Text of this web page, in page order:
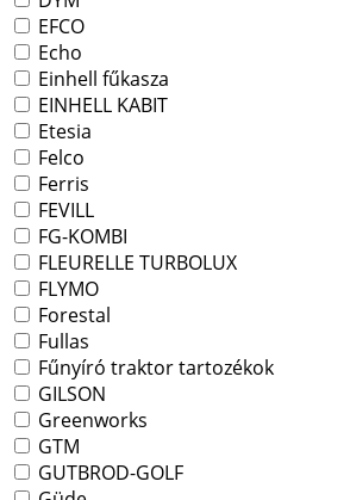
EFCO
Echo
Einhell fűkasza
EINHELL KABIT
Etesia
Felco
Ferris
FEVILL
FG-KOMBI
FLEURELLE TURBOLUX
FLYMO
Forestal
Fullas
Fűnyíró traktor tartozékok
GILSON
Greenworks
GTM
GUTBROD-GOLF